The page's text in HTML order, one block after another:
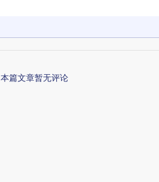
本篇文章暂无评论